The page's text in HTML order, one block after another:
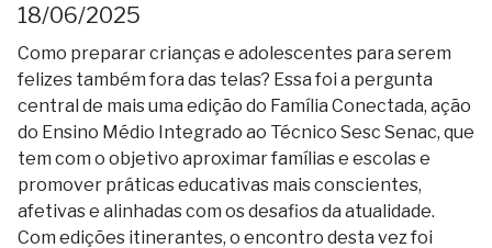
18/06/2025
Como preparar crianças e adolescentes para serem
felizes também fora das telas? Essa foi a pergunta
central de mais uma edição do Família Conectada, ação
do Ensino Médio Integrado ao Técnico Sesc Senac, que
tem com o objetivo aproximar famílias e escolas e
promover práticas educativas mais conscientes,
afetivas e alinhadas com os desafios da atualidade.
Com edições itinerantes, o encontro desta vez foi